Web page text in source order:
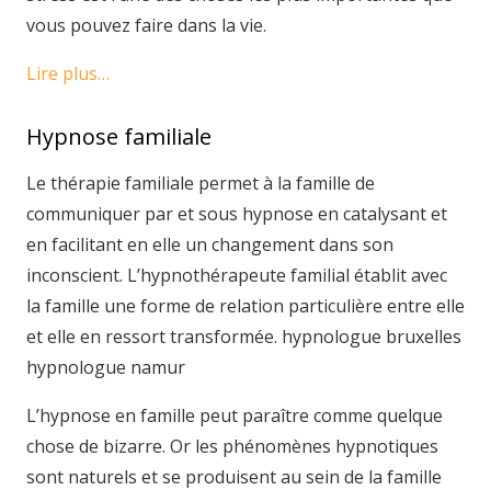
vous pouvez faire dans la vie.
Lire plus…
Hypnose familiale
Le thérapie familiale permet à la famille de
communiquer par et sous hypnose en catalysant et
en facilitant en elle un changement dans son
inconscient. L’hypnothérapeute familial établit avec
la famille une forme de relation particulière entre elle
et elle en ressort transformée. hypnologue bruxelles
hypnologue namur
L’hypnose en famille peut paraître comme quelque
chose de bizarre. Or les phénomènes hypnotiques
sont naturels et se produisent au sein de la famille